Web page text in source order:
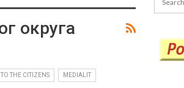
округа
TO THE CITIZENS MEDIALIT